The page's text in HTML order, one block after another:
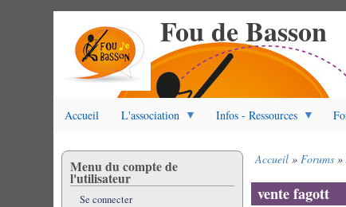
Fou de Basson
Accueil L'association Infos - Ressources
d'Ariane
Accueil Forums
vente fagott
Menu du compte de
l'utilisateur
Se connecter